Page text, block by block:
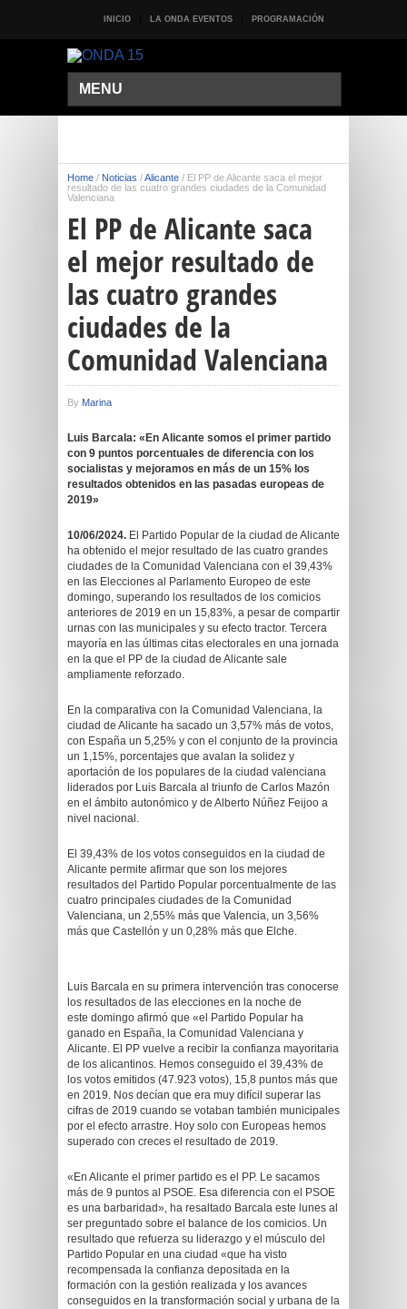
INICIO LA ONDA EVENTOS PROGRAMACIÓN
MENU
Home / Noticias /Alicante / El PP de Alicante saca el mejor
resultado de las cuatro grandes ciudades de la Comunidad
Valenciana
El PP de Alicante saca
el mejor resultado de
las cuatro grandes
ciudades de la
Comunidad Valenciana
By Marina
Luis Barcala: «En Alicante somos el primer partido
con 9 puntos porcentuales de diferencia con los
socialistas y mejoramos en más de un 15% los
resultados obtenidos en las pasadas europeas de
2019»
10/06/2024. El Partido Popular de la ciudad de Alicante
ha obtenido el mejor resultado de las cuatro grandes
ciudades de la Comunidad Valenciana con el 39,43%
en las Elecciones al Parlamento Europeo de este
domingo, superando los resultados de los comicios
anteriores de 2019 en un 15,83%, a pesar de compartir
urnas con las municipales y su efecto tractor. Tercera
mayoría en las últimas citas electorales en una jornada
en la que el PP de la ciudad de Alicante sale
ampliamente reforzado.
En la comparativa con la Comunidad Valenciana, la
ciudad de Alicante ha sacado un 3,57% más de votos,
con España un 5,25% y con el conjunto de la provincia
un 1,15%, porcentajes que avalan la solidez y
aportación de los populares de la ciudad valenciana
liderados por Luis Barcala al triunfo de Carlos Mazón
en el ámbito autonómico y de Alberto Núñez Feijoo a
nivel nacional.
El 39,43% de los votos conseguidos en la ciudad de
Alicante permite afirmar que son los mejores
resultados del Partido Popular porcentualmente de las
cuatro principales ciudades de la Comunidad
Valenciana, un 2,55% más que Valencia, un 3,56%
más que Castellón y un 0,28% más que Elche.
Luis Barcala en su primera intervención tras conocerse
los resultados de las elecciones en la noche de
este domingo afirmó que «el Partido Popular ha
ganado en España, la Comunidad Valenciana y
Alicante. El PP vuelve a recibir la confianza mayoritaria
de los alicantinos. Hemos conseguido el 39,43% de
los votos emitidos (47.923 votos), 15,8 puntos más que
en 2019. Nos decían que era muy difícil superar las
cifras de 2019 cuando se votaban también municipales
por el efecto arrastre. Hoy solo con Europeas hemos
superado con creces el resultado de 2019.
«En Alicante el primer partido es el PP. Le sacamos
más de 9 puntos al PSOE. Esa diferencia con el PSOE
es una barbaridad», ha resaltado Barcala este lunes al
ser preguntado sobre el balance de los comicios. Un
resultado que refuerza su liderazgo y el músculo del
Partido Popular en una ciudad «que ha visto
recompensada la confianza depositada en la
formación con la gestión realizada y los avances
conseguidos en la transformación social y urbana de la